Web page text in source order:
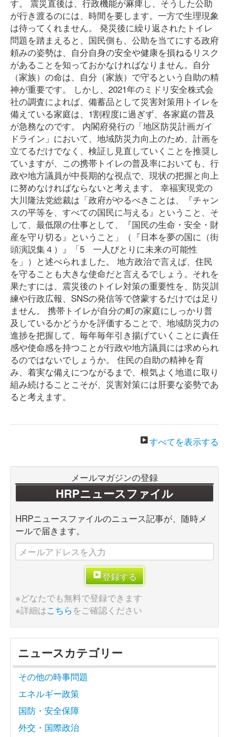
す。 震災直後は、行政機能が麻痺し、そうした公助
が行き渡るのには、時間を要します。一方で生理現象
は待ってくれません。 発災後に繰り返されたトイレ
問題を踏まえると、国民側も、公助を当てにする政府
頼みの姿勢は、自分自身の安全や健康を損ねるリスク
があることを知っておかなければなりません。自分
（家族）の命は、自分（家族）で守るという自助の精
神が重要です。 しかし、2021年のミドリ安全株式会
社の調査によれば、備蓄品として災害対策用トイレを
備えている家庭は、1割程度に過ぎず、各家庭の普及
が急務なのです。 内閣府発行の「地区防災計画ガイ
ドライン」において、地域防災力向上のため、計画を
立てるだけでなく、検証し見直していくことを推奨し
ていますが、この携帯トイレの普及率においても、行
政や地方議員が中長期的な視点で、現状の把握と向上
に努めなければならないと考えます。 幸福実現党の
大川隆法党総裁は「政府がやるべきことは、『チャン
スの平等を、すべての国民に与える』ということ、そ
して、最低限の仕事として、『国民の生命・安全・財
産を守り切る』ということ」（『日本を夢の国に（街
頭演説集４）』「5 一人びとりに未来の可能性
を」）と述べられました。 地方政治で言えば、住民
を守ることも大きな使命だと言えるでしょう。それを
果たすには、震災後のトイレ対策の重要性を、防災訓
練や行政広報、SNSの発信等で啓蒙するだけでは足り
ません。 携帯トイレが自分の町の家庭にしっかり普
及しているかどうかを評価することで、地域防災力の
進捗を把握して、毎年毎年引き揚げていくことに責任
感や使命感を持つことが行政や地方議員には求められ
るのではないでしょうか。 住民の自助の精神を育
み、着実な備えにつながるまで、根気よく地道に取り
組み続けることこそが、災害対策には肝要な姿勢であ
ると考えます。
すべてを表示する
メールマガジンの登録
HRPニュースファイル
HRPニュースファイルのニュース記事が、随時メ
ールで届きます。
登録する
※どなたでも無料で登録できます
※詳細はこちらをご確認ください
ニュースカテゴリー
その他の時事問題
エネルギー政策
国防・安全保障
外交・国際政治